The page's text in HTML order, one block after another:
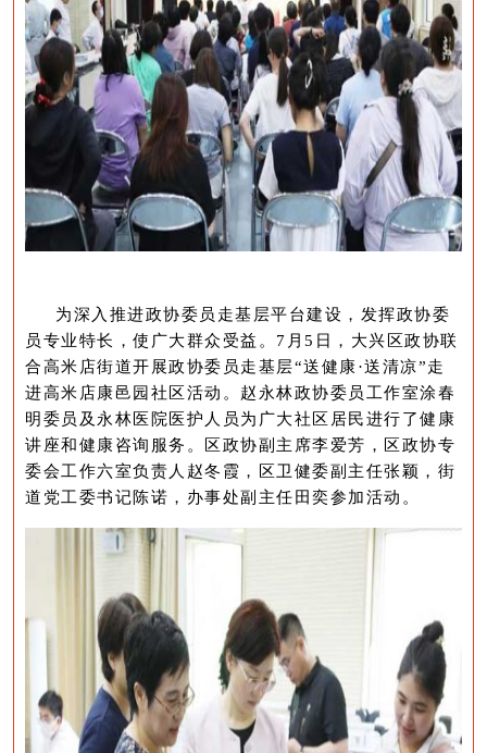
为深入推进政协委员走基层平台建设，发挥政协委
员专业特长，使广大群众受益。7月5日，大兴区政协联
合高米店街道开展政协委员走基层“送健康·送清凉”走
进高米店康邑园社区活动。赵永林政协委员工作室涂春
明委员及永林医院医护 人员为广大社区居民进行了健康
讲座和健康咨询服务。区政协副主席李爱芳，区政协专
委会工作六室负责人赵冬霞，区卫健委副主任张颖，街
道党工委书记陈诺，办事处副主任田奕参加活动。